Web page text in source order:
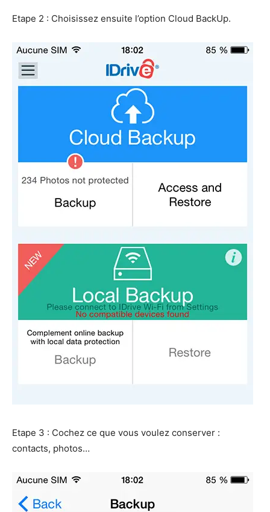
Etape 2 : Choisissez ensuite l’option Cloud BackUp.
Etape 3 : Cochez ce que vous voulez conserver :
contacts, photos…